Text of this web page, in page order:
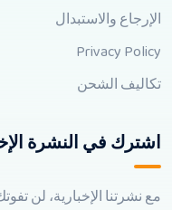
الإرجاع والاستبدال
Privacy Policy
تكاليف الشحن
اشترك في النشرة
مع نشرتنا الإخبارية، لن